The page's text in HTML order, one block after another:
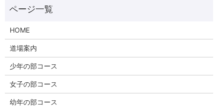
HOME
道場案内
少年の部コース
女子の部コース
幼年の部コース